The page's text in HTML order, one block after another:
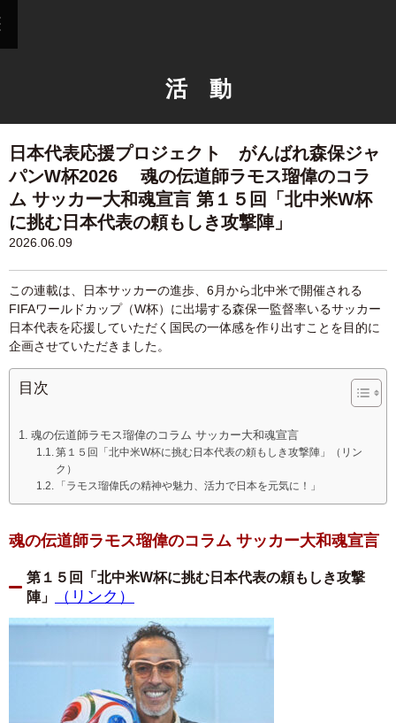
活 動
日本代表応援プロジェクト がんばれ森保ジャ
パンW杯2026 魂の伝道師ラモス瑠偉のコラ
ム サッカー大和魂宣言 第１５回「北中米W杯
に挑む日本代表の頼もしき攻撃陣」
2026.06.09
この連載は、日本サッカーの進歩、6月から北中米で開催される
FIFAワールドカップ（W杯）に出場する森保一監督率いるサッカー
日本代表を応援していただく国民の一体感を作り出すことを目的に
企画させていただきました。
目次
魂の伝道師ラモス瑠偉のコラム サッカー大和魂宣言
第１５回「北中米W杯に挑む日本代表の頼もしき攻撃陣」（リン
ク）
「ラモス瑠偉氏の精神や魅力、活力で日本を元気に！」
魂の伝道師ラモス瑠偉のコラム サッカー大和魂宣言
第１５回「北中米W杯に挑む日本代表の頼もしき攻撃
陣」
（リンク）